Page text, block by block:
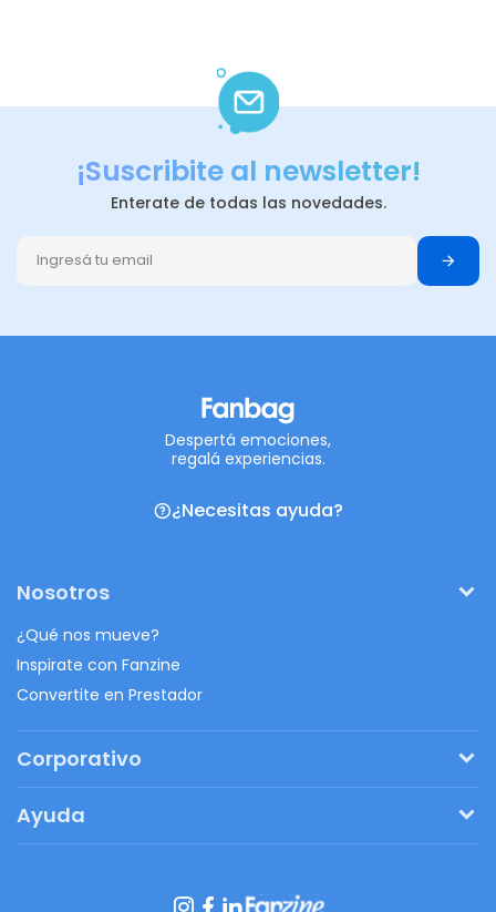
¡Suscribite al newsletter!
Enterate de todas las novedades.
Despertá emociones,
regalá experiencias.
¿Necesitas ayuda?
Nosotros
¿Qué nos mueve?
Inspirate con Fanzine
Convertite en Prestador
Corporativo
Regalos originales
Ayuda